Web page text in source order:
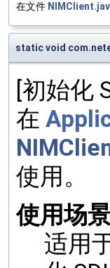
在文件
static void
[初始化
在
使用。
使用场景
适用